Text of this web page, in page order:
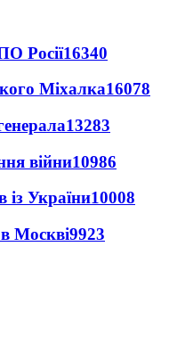
Росії16340
Міхалка16078
13283
війни10986
із України10008
Москві9923